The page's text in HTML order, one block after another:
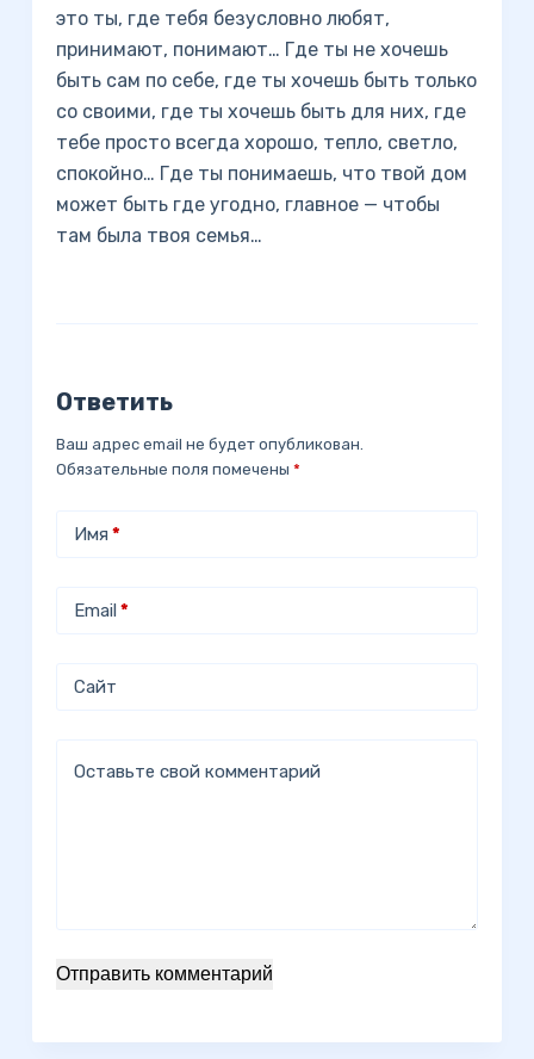
это ты, где тебя безусловно любят,
принимают, понимают… Где ты не хочешь
быть сам по себе, где ты хочешь быть только
со своими, где ты хочешь быть для них, где
тебе просто всегда хорошо, тепло, светло,
спокойно… Где ты понимаешь, что твой дом
может быть где угодно, главное — чтобы
там была твоя семья…
Ответить
Ваш адрес email не будет опубликован.
Обязательные поля помечены *
Имя *
Email*
Сайт
Оставьте свой комментарий
Отправить комментарий